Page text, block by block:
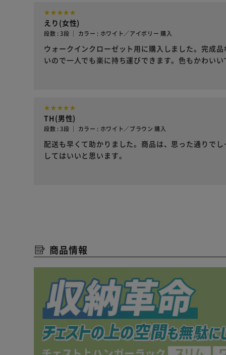
えり(女性)
段数 : 3段 ｜ カラー : ホワイト／アイボリー 購入
ウォークインクローゼット用に購入しました。完成
いので一人でも楽に持ち運びできます。色もかわいい
TH(男性)
段数 : 3段 ｜ カラー : ホワイト／ブラウン 購入
配送も早くて助かりました。商品は、思った通りで
してはいいと思います。
商品情報